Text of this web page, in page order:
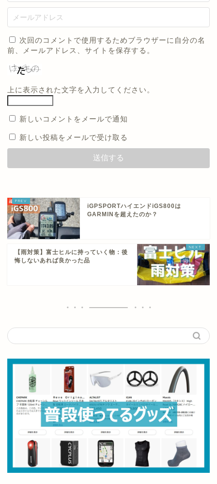
次回のコメントで使用するためブラウザーに自分の名
前、メールアドレス、サイトを保存する。
上に表示された文字を入力してください。
新しいコメントをメールで通知
新しい投稿をメールで受け取る
iGPSPORTハイエンドiGS800は
GARMINを超えたのか？
【雨対策】富士ヒルに持っていく物：後
悔しないあれば良かった品